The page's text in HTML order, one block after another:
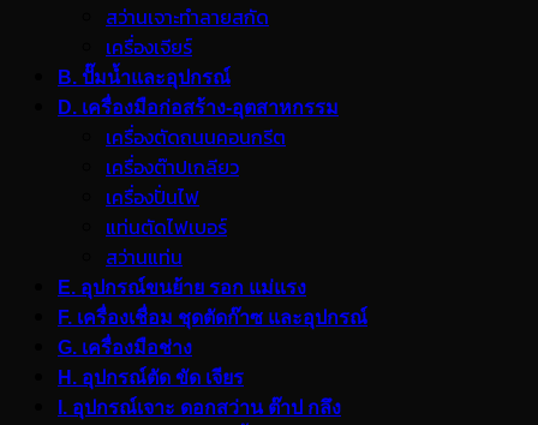
สว่านเจาะทำลายสกัด
เครื่องเจียร์
B. ปั๊มน้ำและอุปกรณ์
D. เครื่องมือก่อสร้าง-อุตสาหกรรม
เครื่องตัดถนนคอนกรีต
เครื่องต๊าปเกลียว
เครื่องปั่นไฟ
แท่นตัดไฟเบอร์
สว่านแท่น
E. อุปกรณ์ขนย้าย รอก แม่แรง
F. เครื่องเชื่อม ชุดตัดก๊าซ และอุปกรณ์
G. เครื่องมือช่าง
H. อุปกรณ์ตัด ขัด เจียร
I. อุปกรณ์เจาะ ดอกสว่าน ต๊าป กลึง